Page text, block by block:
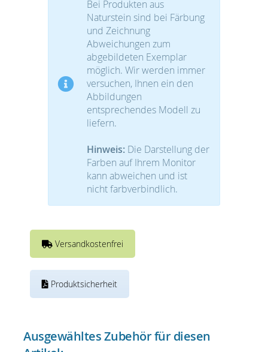
Bei Produkten aus
Naturstein sind bei Färbung
und Zeichnung
Abweichungen zum
abgebildeten Exemplar
möglich. Wir werden immer
versuchen, Ihnen ein den
Abbildungen
entsprechendes Modell zu
liefern.
Hinweis: Die Darstellung der
Farben auf Ihrem Monitor
kann abweichen und ist
nicht farbverbindlich.
Versandkostenfrei
Produktsicherheit
Ausgewähltes Zubehör für diesen